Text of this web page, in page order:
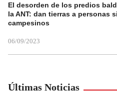
El desorden de los predios
la ANT: dan tierras a personas
campesinos
06/09/2023
Últimas Noticias